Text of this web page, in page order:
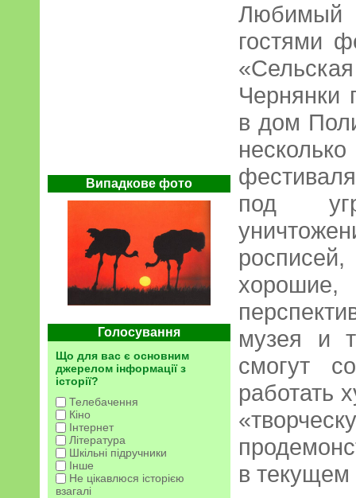
Випадкове фото
Голосування
Що для вас є основним
джерелом інформації з
історії?
Телебачення
Кіно
Інтернет
Література
Шкільні підручники
Інше
Не цікавлюся історією
взагалі
Любимый
гостями
Чернянки
в дом
под
музея и
смогут
работать
в текущем